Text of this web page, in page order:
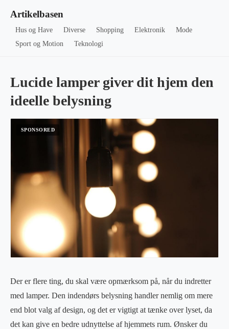
Artikelbasen
Hus og Have Diverse Shopping Elektronik
Mode
Sport og Motion
Teknologi
Lucide lamper giver dit hjem den
ideelle belysning
Der er flere ting, du skal være opmærksom på, når du indretter
med lamper. Den indendørs belysning handler nemlig om mere
end blot valg af design, og det er vigtigt at tænke over lyset, da
det kan give en bedre udnyttelse af hjemmets rum. Ønsker du